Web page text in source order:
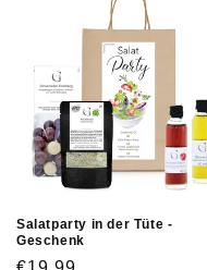
Salatparty in der Tüte -
Geschenk